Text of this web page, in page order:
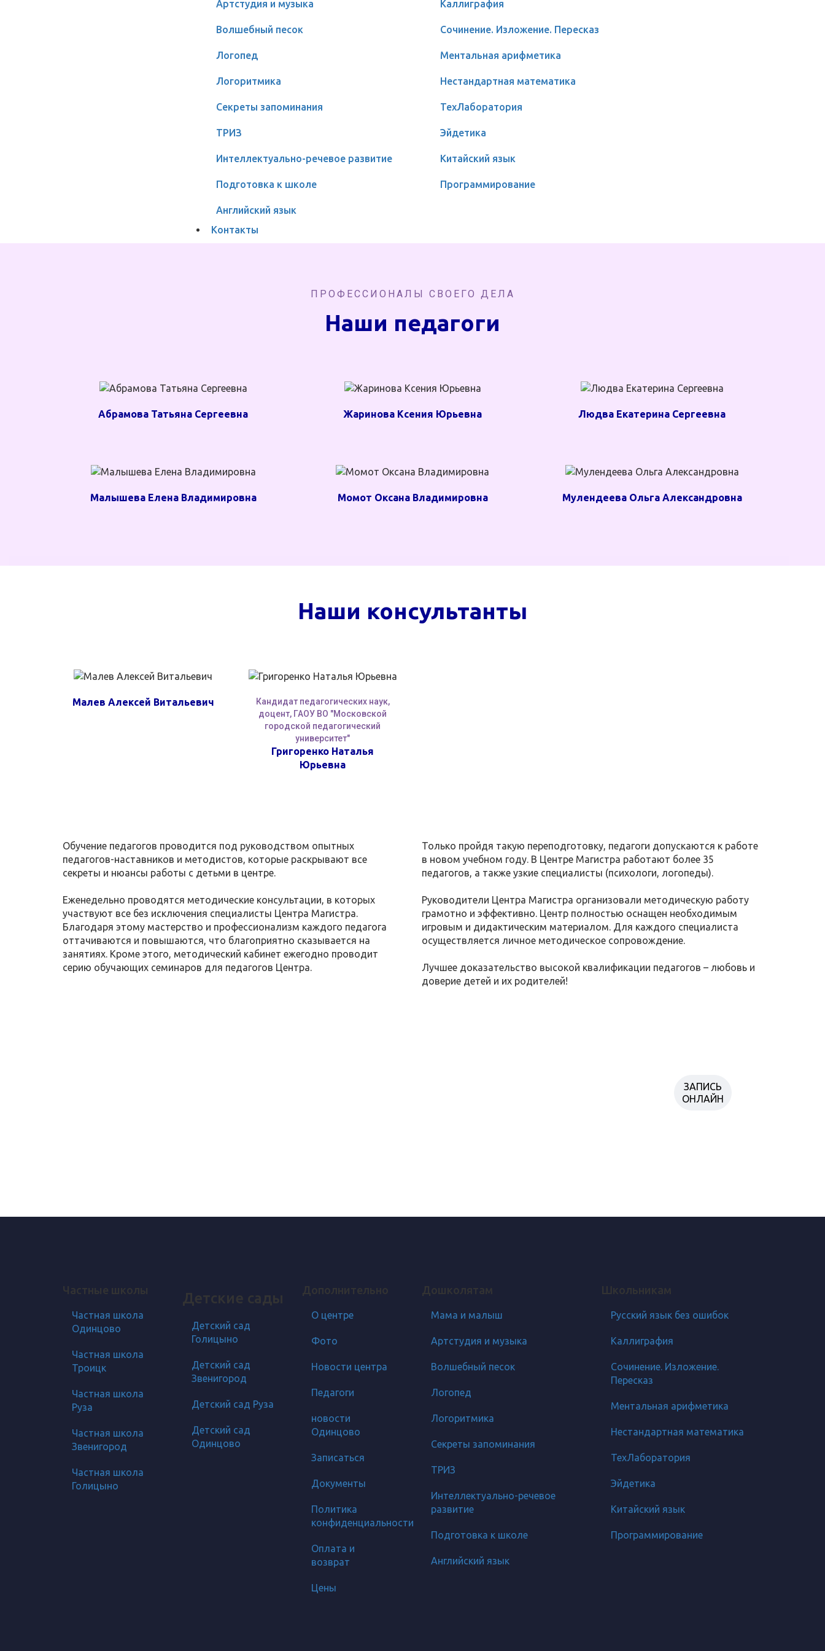
Артстудия и музыка
Волшебный песок
Логопед
Логоритмика
Секреты запоминания
ТРИЗ
Интеллектуально-речевое развитие
Подготовка к школе
Английский язык
Каллиграфия
Сочинение. Изложение. Пересказ
Ментальная арифметика
Нестандартная математика
ТехЛаборатория
Эйдетика
Китайский язык
Программирование
Контакты
ПРОФЕССИОНАЛЫ СВОЕГО ДЕЛА
Наши педагоги
Абрамова Татьяна Сергеевна
Малышева Елена Владимировна
Жаринова Ксения Юрьевна
Момот Оксана Владимировна
Людва Екатерина Сергеевна
Мулендеева Ольга Александровна
Наши консультанты
Малев Алексей Витальевич
Кандидат педагогических наук,
доцент, ГАОУ ВО "Московской
городской педагогический
университет"
Григоренко Наталья
Юрьевна
Обучение педагогов проводится под руководством опытных
педагогов-наставников и методистов, которые раскрывают все
секреты и нюансы работы с детьми в центре.
Еженедельно проводятся методические консультации, в которых
участвуют все без исключения специалисты Центра Магистра.
Благодаря этому мастерство и профессионализм каждого педагога
оттачиваются и повышаются, что благоприятно сказывается на
занятиях. Кроме этого, методический кабинет ежегодно проводит
серию обучающих семинаров для педагогов Центра.
Только пройдя такую переподготовку, педагоги допускаются к работе
в новом учебном году. В Центре Магистра работают более 35
педагогов, а также узкие специалисты (психологи, логопеды).
Руководители Центра Магистра организовали методическую работу
грамотно и эффективно. Центр полностью оснащен необходимым
игровым и дидактическим материалом. Для каждого специалиста
осуществляется личное методическое сопровождение.
Лучшее доказательство высокой квалификации педагогов – любовь и
доверие детей и их родителей!
ЗАПИСЬ
ОНЛАЙН
Частные школы
Частная школа
Одинцово
Частная школа
Троицк
Частная школа
Руза
Частная школа
Звенигород
Частная школа
Голицыно
Детские сады
Детский сад
Голицыно
Детский сад
Звенигород
Детский сад Руза
Детский сад
Одинцово
Дополнительно
О центре
Фото
Новости центра
Педагоги
новости
Одинцово
Записаться
Документы
Политика
конфиденциальности
Оплата и
возврат
Цены
Дошколятам
Мама и малыш
Артстудия и музыка
Волшебный песок
Логопед
Логоритмика
Секреты запоминания
ТРИЗ
Интеллектуально-речевое
развитие
Подготовка к школе
Английский язык
Школьникам
Русский язык без ошибок
Каллиграфия
Сочинение. Изложение.
Пересказ
Ментальная арифметика
Нестандартная математика
ТехЛаборатория
Эйдетика
Китайский язык
Программирование